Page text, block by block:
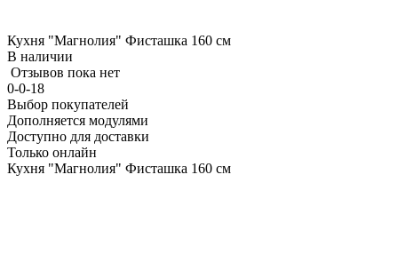
Кухня "Магнолия" Фисташка 160 см
В наличии
Отзывов пока нет
0-0-18
Выбор покупателей
Дополняется модулями
Доступно для доставки
Только онлайн
Кухня "Магнолия" Фисташка 160 см